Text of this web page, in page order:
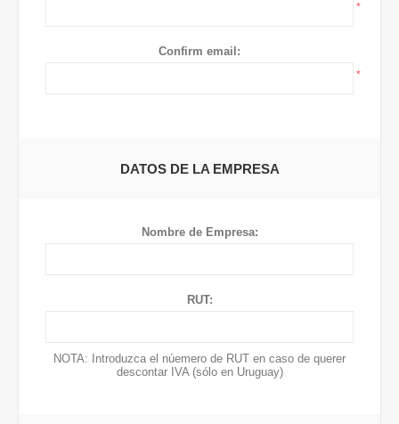
*
Confirm email:
*
DATOS DE LA EMPRESA
Nombre de Empresa:
RUT:
NOTA: Introduzca el núemero de RUT en caso de querer
descontar IVA (sólo en Uruguay)